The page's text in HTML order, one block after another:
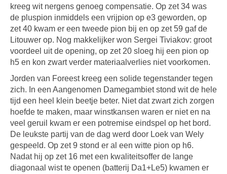
kreeg wit nergens genoeg compensatie. Op zet 34 was
de pluspion inmiddels een vrijpion op e3 geworden, op
zet 40 kwam er een tweede pion bij en op zet 59 gaf de
Litouwer op. Nog makkelijker won Sergei Tiviakov: groot
voordeel uit de opening, op zet 20 sloeg hij een pion op
h5 en kon zwart verder materiaalverlies niet voorkomen.
Jorden van Foreest kreeg een solide tegenstander tegen
zich. In een Aangenomen Damegambiet stond wit de hele
tijd een heel klein beetje beter. Niet dat zwart zich zorgen
hoefde te maken, maar winstkansen waren er niet en na
veel geruil kwam er een potremise eindspel op het bord.
De leukste partij van de dag werd door Loek van Wely
gespeeld. Op zet 9 stond er al een witte pion op h6.
Nadat hij op zet 16 met een kwaliteitsoffer de lange
diagonaal wist te openen (batterij Da1+Le5) kwamen er